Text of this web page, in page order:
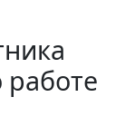
работе